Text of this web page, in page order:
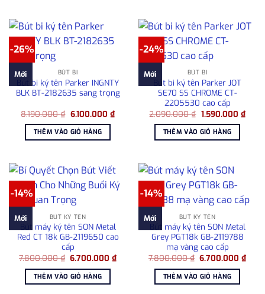
-26%
Mới BÚT BI
Bút bi ký tên Parker INGNTY
BLK BT-2182635 sang trọng
8.190.000₫ Giá
là:
8.190.000 ₫.
6.100.000 ₫Giá
hiện
6.100.000 ₫.
THÊM VÀO GIỎ HÀNG
-24%
Mới BÚT BI
Bút bi ký tên Parker JOT
SE70 SS CHROME CT-
2205530 cao cấp
2.090.000₫ Giá
là:
2.090.000 ₫.
1.590.000 ₫Giá
hiện
THÊM VÀO GIỎ HÀNG
-14%
Mới BÚT KÝ TÊN
Bút máy ký tên SON Metal
Red CT 18k GB-2119650 cao
cấp
7.800.000₫ Giá
là:
7.800.000 ₫.
6.700.000₫Giá
hiện
6.700.000 ₫.
THÊM VÀO GIỎ HÀNG
-14%
Mới BÚT KÝ TÊN
Bút máy ký tên SON Metal
Grey PGT18k GB-2119788
mạ vàng cao cấp
7.800.000₫ Giá
là:
7.800.000 ₫.
6.700.000₫Giá
hiện
THÊM VÀO GIỎ HÀNG